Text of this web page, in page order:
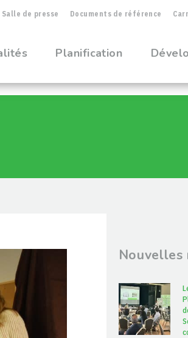
Salle de presse Documents de référence
Planification
Nouvelles